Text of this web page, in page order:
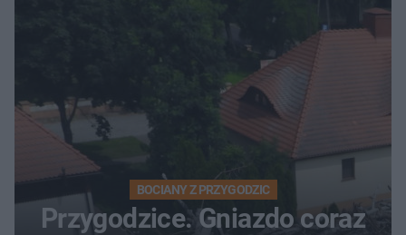
BOCIANY Z PRZYGODZIC
Przygodzice. Gniazdo coraz